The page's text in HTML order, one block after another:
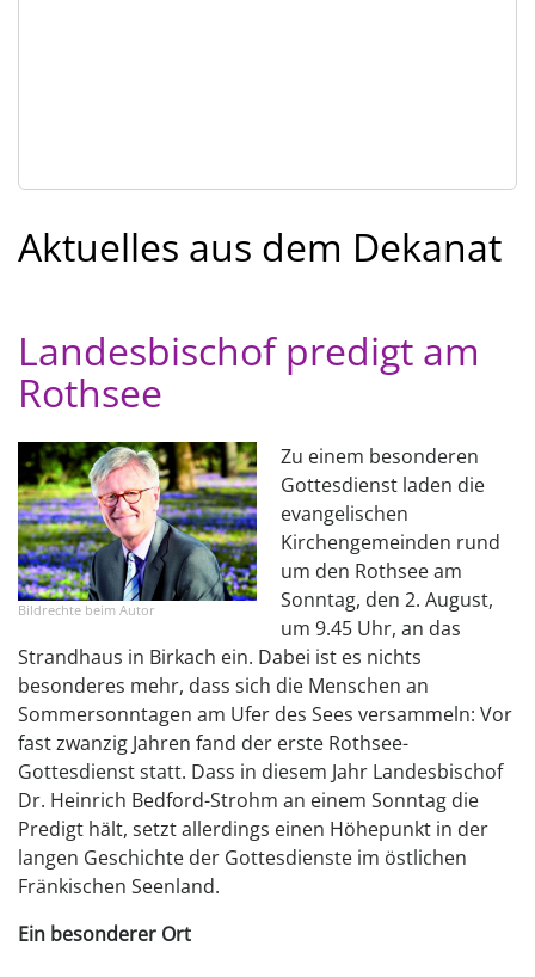
Aktuelles aus dem Dekanat
Landesbischof predigt am
Rothsee
Bildrechte beim Autor
Zu einem besonderen
Gottesdienst laden die
evangelischen
Kirchengemeinden rund
um den Rothsee am
Sonntag, den 2. August,
um 9.45 Uhr, an das
Strandhaus in Birkach ein. Dabei ist es nichts
besonderes mehr, dass sich die Menschen an
Sommersonntagen am Ufer des Sees versammeln: Vor
fast zwanzig Jahren fand der erste Rothsee-
Gottesdienst statt. Dass in diesem Jahr Landesbischof
Dr. Heinrich Bedford-Strohm an einem Sonntag die
Predigt hält, setzt allerdings einen Höhepunkt in der
langen Geschichte der Gottesdienste im östlichen
Fränkischen Seenland.
Ein besonderer Ort